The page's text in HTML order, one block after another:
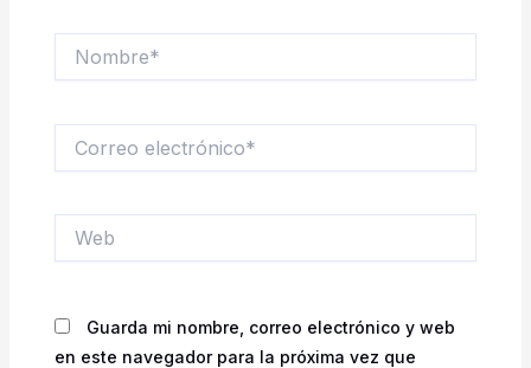
electrónico*
Guarda mi nombre, correo electrónico y web
en este navegador para la próxima vez que